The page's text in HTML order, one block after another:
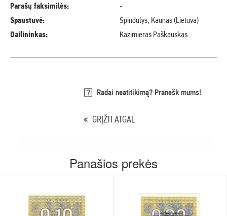
Parašų faksimilės:
-
Spaustuvė:
Spindulys, Kaunas (Lietuva)
Dailininkas:
Kazimieras Paškauskas
Radai neatitikimą? Pranešk mums!
GRĮŽTI ATGAL
Panašios prekės